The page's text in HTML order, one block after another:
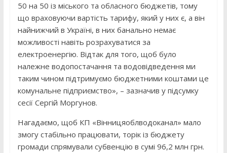
50 на 50 із міського та обласного бюджетів, тому
що враховуючи вартість тарифу, який у них є, а він
найнижчий в Україні, в них банально немає
можливості навіть розрахуватися за
електроенергію. Відтак для того, щоб було
належне водопостачання та водовідведення ми
таким чином підтримуємо бюджетними коштами це
комунальне підприємство», – зазначив у підсумку
сесії Сергій Моргунов.
Нагадаємо, щоб КП «Вінницяоблводоканал» мало
змогу стабільно працювати, торік із бюджету
громади спрямували субвенцію в сумі 96,2 млн грн.